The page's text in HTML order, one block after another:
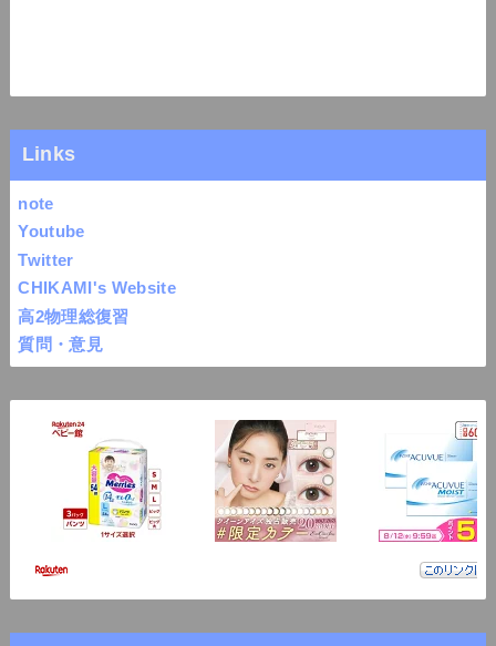
Links
note
Youtube
Twitter
CHIKAMI's Website
高2物理総復習
質問・意見